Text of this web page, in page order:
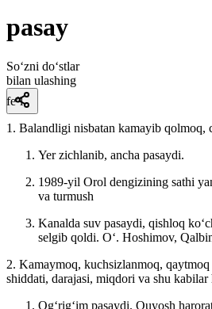
pasay
So‘zni do‘stlar
bilan ulashing
fe’l
1. Balandligi nisbatan kamayib qolmoq,
Yer zichlanib, ancha pasaydi.
1989-yil Orol dengizining sathi
va turmush
Kanalda suv pasaydi, qishloq
selgib qoldi. Oʻ. Hoshimov,
2. Kamaymoq, kuchsizlanmoq,
shiddati, darajasi, miqdori va shu kabilar
Ogʻrigʻim pasaydi. Quyosh